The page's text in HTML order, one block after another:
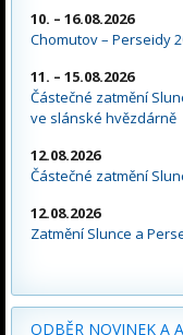
10. – 16.08.2026
Chomutov – Perseidy
11. – 15.08.2026
Částečné zatmění
ve slánské hvězdárně
12.08.2026
Částečné zatmění
12.08.2026
Zatmění Slunce a
ODBĚR NOVINEK A